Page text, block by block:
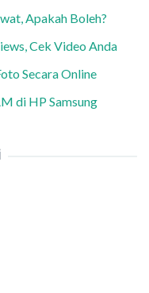
Apakah Boleh?
Cek Video Anda
Secara Online
di HP Samsung